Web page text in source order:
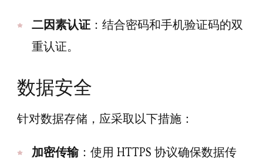
二因素认证 ：结合密码和手机验证码的双
重认证。
数据安全
针对数据存储，应采取以下措施：
加密传输：使用 HTTPS 协议确保数据传